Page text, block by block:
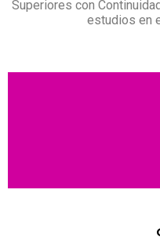
Superiores con
estudios en